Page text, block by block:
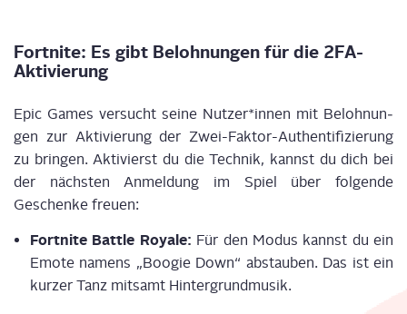
Fort­ni­te: Es gibt Beloh­nun­gen für die 2FA-
Aktivierung
Epic Games ver­sucht sei­ne Nutzer*innen mit Beloh­nun­
gen zur Akti­vie­rung der Zwei-Fak­tor-Authen­ti­fi­zie­rung
zu brin­gen. Akti­vierst du die Tech­nik, kannst du dich bei
der nächs­ten Anmel­dung im Spiel über fol­gen­de
Geschen­ke freu­en:
Fort­ni­te Batt­le Roya­le: Für den Modus kannst du ein
Emo­te namens „Boo­gie Down“ abstau­ben. Das ist ein
kur­zer Tanz mit­samt Hin­ter­grund­mu­sik.